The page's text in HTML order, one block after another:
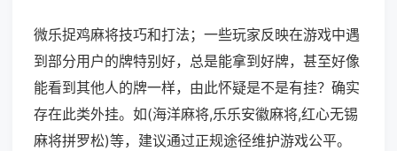
微乐捉鸡麻将技巧和打法；一些玩家反映在游戏中遇
到部分用户的牌特别好，总是能拿到好牌，甚至好像
能看到其他人的牌一样，由此怀疑是不是有挂？确实
存在此类外挂。如(海洋麻将,乐乐安徽麻将,红心无锡
麻将拼罗松)等，建议通过正规途径维护游戏公平。